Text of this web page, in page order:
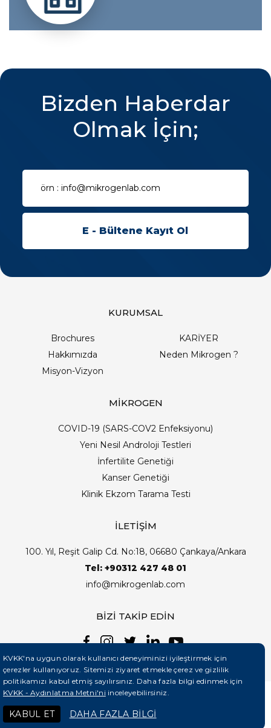
Bizden Haberdar
Olmak İçin;
KURUMSAL
Brochures
KARİYER
Hakkımızda
Neden Mikrogen ?
Misyon-Vizyon
MİKROGEN
COVID-19 (SARS-COV2 Enfeksiyonu)
Yeni Nesil Androloji Testleri
İnfertilite Genetiği
Kanser Genetiği
Klinik Ekzom Tarama Testi
İLETİŞİM
100. Yıl, Reşit Galip Cd. No:18, 06680 Çankaya/Ankara
Tel: +90312 427 48 01
info@mikrogenlab.com
BİZİ TAKİP EDİN
Teknobay (+90 444 5 331)
KVKK'na uygun olarak kullanıcı deneyiminizi iyileştirmek için
çerezler kullanıyoruz. Sitemizi ziyaret etmekle çerez ve gizlilik
politikamızı kabul etmiş sayılırsınız. Daha fazla bilgi edinmek için
KVKK - Aydınlatma Metni'ni inceleyebilirsiniz.
KABUL ET DAHA FAZLA BİLGİ